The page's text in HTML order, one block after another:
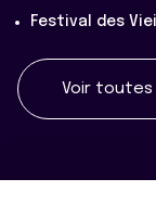
Festival des
Voir toutes